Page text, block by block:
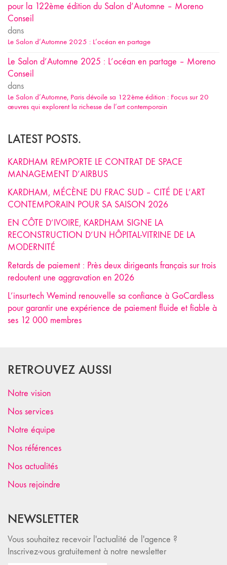
pour la 122ème édition du Salon d’Automne – Moreno
Conseil
dans
Le Salon d’Automne 2025 : L’océan en partage
Le Salon d’Automne 2025 : L’océan en partage – Moreno
Conseil
dans
Le Salon d’Automne, Paris dévoile sa 122ème édition : Focus sur 20
œuvres qui explorent la richesse de l’art contemporain
LATEST POSTS.
KARDHAM REMPORTE LE CONTRAT DE SPACE
MANAGEMENT D’AIRBUS
KARDHAM, MÉCÈNE DU FRAC SUD – CITÉ DE L’ART
CONTEMPORAIN POUR SA SAISON 2026
EN CÔTE D’IVOIRE, KARDHAM SIGNE LA
RECONSTRUCTION D’UN HÔPITAL-VITRINE DE LA
MODERNITÉ
Retards de paiement : Près deux dirigeants français sur trois
redoutent une aggravation en 2026
L’insurtech Wemind renouvelle sa confiance à GoCardless
pour garantir une expérience de paiement fluide et fiable à
ses 12 000 membres
RETROUVEZ AUSSI
Notre vision
Nos services
Notre équipe
Nos références
Nos actualités
Nous rejoindre
NEWSLETTER
Vous souhaitez recevoir l'actualité de l'agence ?
Inscrivez-vous gratuitement à notre newsletter